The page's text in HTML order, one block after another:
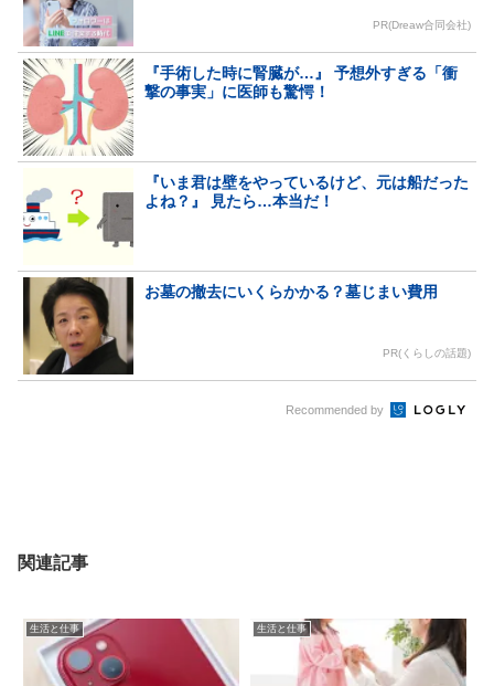
PR(Dreaw合同会社)
『手術した時に腎臓が…』 予想外すぎる「衝
撃の事実」に医師も驚愕！
『いま君は壁をやっているけど、元は船だった
よね？』 見たら…本当だ！
お墓の撤去にいくらかかる？墓じまい費用
PR(くらしの話題)
Recommended by
関連記事
生活と仕事 生活と仕事